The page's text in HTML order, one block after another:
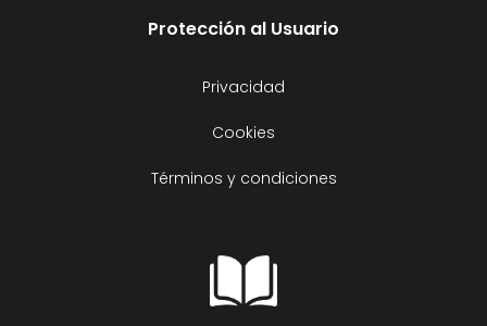
Protección al Usuario
Privacidad
Cookies
Términos y condiciones